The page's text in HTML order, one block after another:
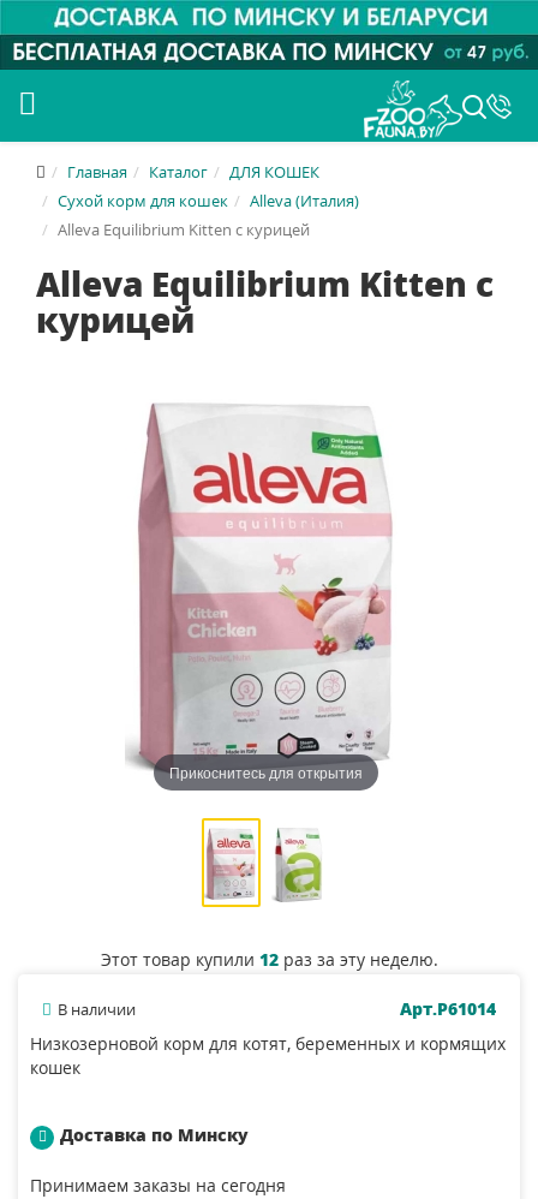
Главная Каталог
ДЛЯ КОШЕК
Сухой корм для кошек
Alleva (Италия)
Alleva Equilibrium Kitten с курицей
Alleva Equilibrium Kitten с
курицей
Прикоснитесь для открытия
Этот товар купили 12раз за эту неделю.
В наличии
Арт.P61014
Низкозерновой корм для котят, беременных и кормящих
кошек
Доставка по Минску
Принимаем заказы на сегодня